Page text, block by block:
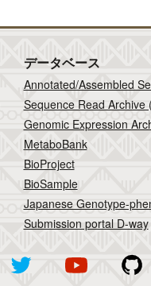
データベース
Annotated/Assembled
Sequence Read Archive
Genomic Expression
MetaboBank
BioProject
BioSample
Japanese Genotype-
Submission portal D-way